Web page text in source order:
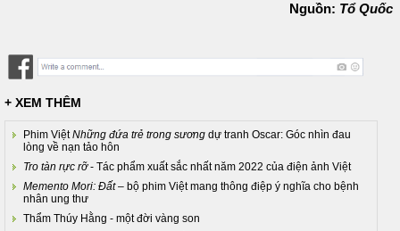
Nguồn: Tổ Quốc
+ XEM THÊM
Phim ViệtNhững đứa trẻ trong sương dự tranh Oscar: Góc nhìn đau
lòng về nạn tảo hôn
Tro tàn rực rỡ- Tác phẩm xuất sắc nhất năm 2022 của điện ảnh Việt
Memento Mori: Đất– bộ phim Việt mang thông điệp ý nghĩa cho bệnh
nhân ung thư
Thẩm Thúy Hằng - một đời vàng son